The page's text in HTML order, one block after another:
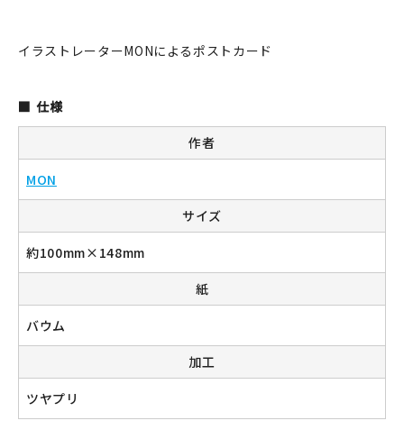
在庫限り
読みもの
ギャラリー
おしらせ
イラストレーターMONによるポストカード
仕様
作者
MON
サイズ
約100mm×148mm
紙
バウム
加工
ツヤプリ